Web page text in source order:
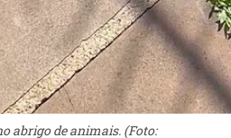
abrigo de animais. (Foto: